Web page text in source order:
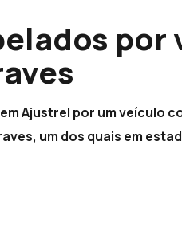
por
Ajustrel por um veículo
um dos quais em